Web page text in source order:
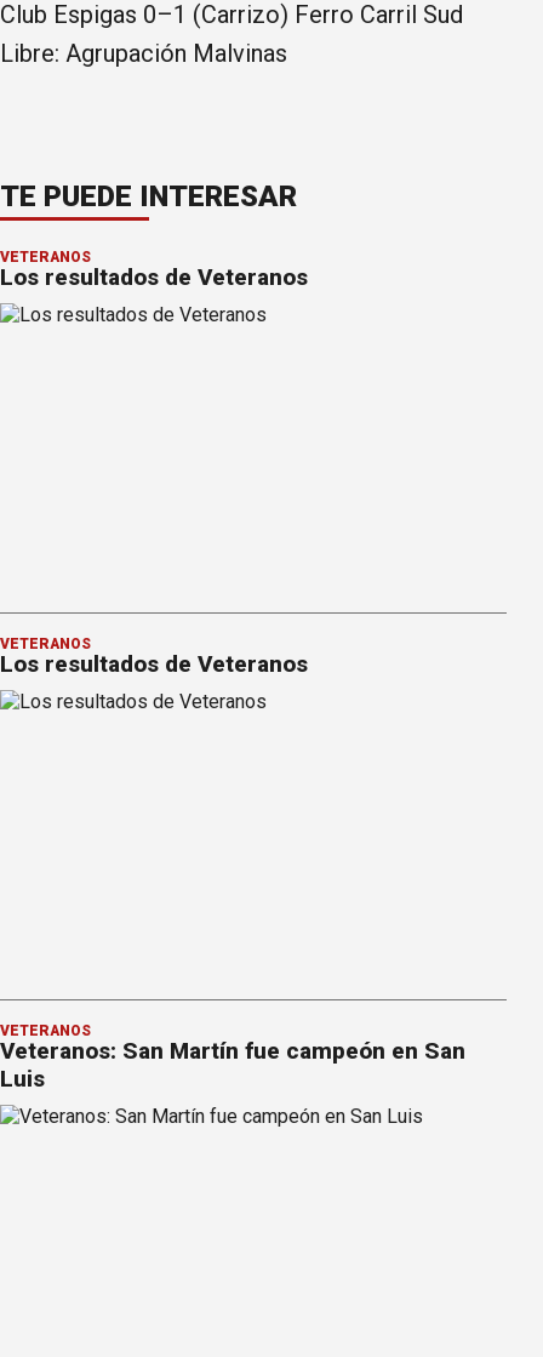
Club Espigas 0–1 (Carrizo) Ferro Carril Sud
Libre: Agrupación Malvinas
TE PUEDE INTERESAR
VETERANOS
Los resultados de Veteranos
VETERANOS
Los resultados de Veteranos
VETERANOS
Veteranos: San Martín fue campeón en San
Luis